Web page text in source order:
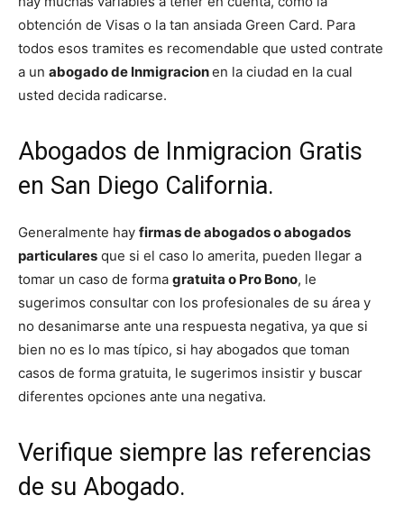
obtención de Visas o la tan ansiada Green Card. Para
todos esos tramites es recomendable que usted contrate
a un abogado de Inmigracionen la ciudad en la cual
usted decida radicarse.
Abogados de Inmigracion Gratis
en San Diego California.
Generalmente hay firmas de abogados o abogados
particulares que si el caso lo amerita, pueden llegar a
tomar un caso de forma gratuita o Pro Bono, le
sugerimos consultar con los profesionales de su área y
no desanimarse ante una respuesta negativa, ya que si
bien no es lo mas típico, si hay abogados que toman
casos de forma gratuita, le sugerimos insistir y buscar
diferentes opciones ante una negativa.
Verifique siempre las referencias
de su Abogado.